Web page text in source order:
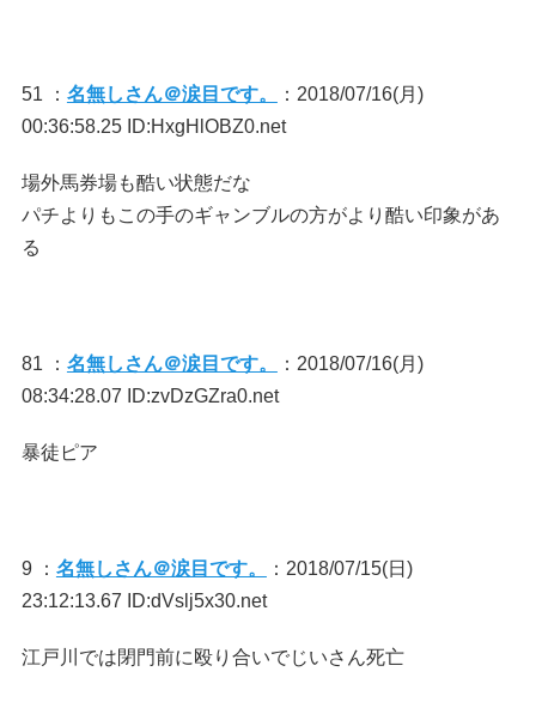
51 ： 名無しさん＠涙目です。
：2018/07/16(月)
00:36:58.25 ID:HxgHlOBZ0.net
場外馬券場も酷い状態だな
パチよりもこの手のギャンブルの方がより酷い印象があ
る
81 ： 名無しさん＠涙目です。
：2018/07/16(月)
08:34:28.07 ID:zvDzGZra0.net
暴徒ピア
9 ： 名無しさん＠涙目です。
：2018/07/15(日)
23:12:13.67 ID:dVslj5x30.net
江戸川では閉門前に殴り合いでじいさん死亡